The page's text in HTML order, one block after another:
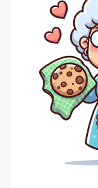
Bereits seit über
der Reparatur
+43
H+S Technik